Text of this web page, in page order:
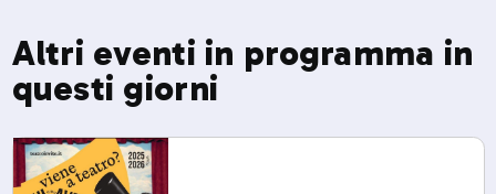
Altri eventi in programma in
questi giorni